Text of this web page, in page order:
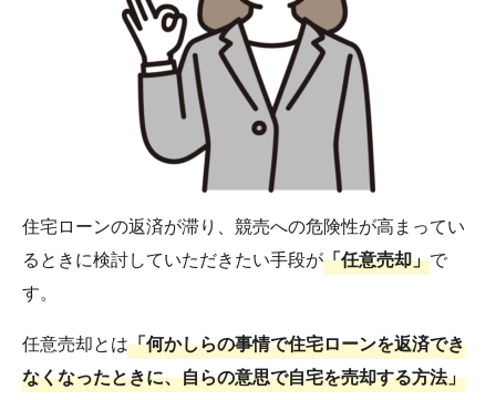
住宅ローンの返済が滞り、競売への危険性が高まってい
るときに検討していただきたい手段が「任意売却」で
す。
任意売却とは「何かしらの事情で住宅ローンを返済でき
なくなったときに、自らの意思で自宅を売却する方法」